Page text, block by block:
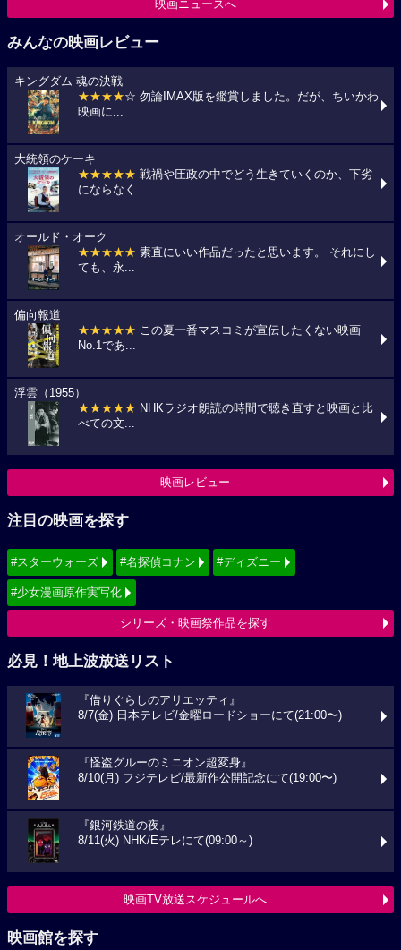
映画ニュースへ
みんなの映画レビュー
キングダム 魂の決戦
★★★★☆ 勿論IMAX版を鑑賞しました。だが、ちいかわ
映画に...
大統領のケーキ
★★★★★ 戦禍や圧政の中でどう生きていくのか、下劣
にならなく...
オールド・オーク
★★★★★ 素直にいい作品だったと思います。 それにし
ても、永...
偏向報道
★★★★★ この夏一番マスコミが宣伝したくない映画
No.1であ...
浮雲（1955）
★★★★★ NHKラジオ朗読の時間で聴き直すと映画と比
べての文...
映画レビュー
注目の映画を探す
#スターウォーズ #名探偵コナン #ディズニー
#少女漫画原作実写化
シリーズ・映画祭作品を探す
必見！地上波放送リスト
『借りぐらしのアリエッティ』
8/7(金) 日本テレビ/金曜ロードショーにて(21:00〜)
『怪盗グルーのミニオン超変身』
8/10(月) フジテレビ/最新作公開記念にて(19:00〜)
『銀河鉄道の夜』
8/11(火) NHK/Eテレにて(09:00～)
映画TV放送スケジュールへ
映画館を探す